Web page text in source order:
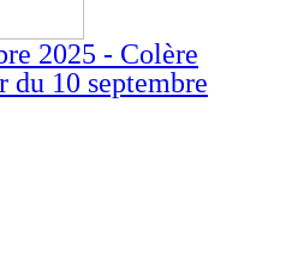
2025 - Colère
du 10 septembre